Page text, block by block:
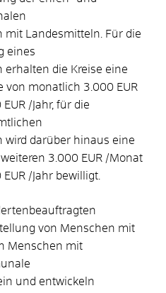
mit Landesmitteln. Für die
eines
die Kreise eine
von monatlich 3.000 EUR
/Jahr, für die
wird darüber hinaus eine
3.000 EUR /Monat
/Jahr bewilligt.
von Menschen mit
Menschen mit
und entwickeln